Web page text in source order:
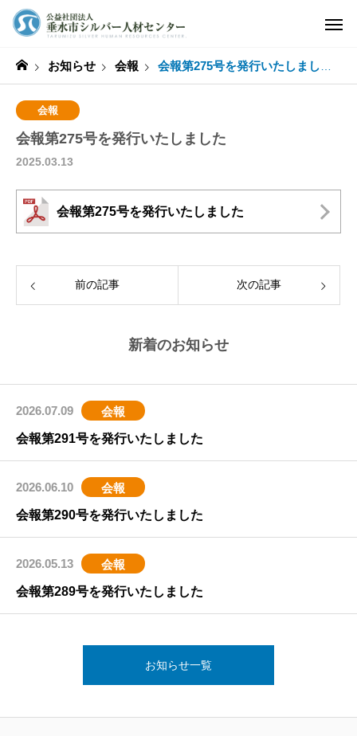
お知らせ 会報 会報第275号を発行いたしました
会報
会報第275号を発行いたしました
2025.03.13
会報第275号を発行いたしました
前の記事 次の記事
新着のお知らせ
2026.07.09
会報
会報第291号を発行いたしました
2026.06.10
会報
会報第290号を発行いたしました
2026.05.13
会報
会報第289号を発行いたしました
お知らせ一覧